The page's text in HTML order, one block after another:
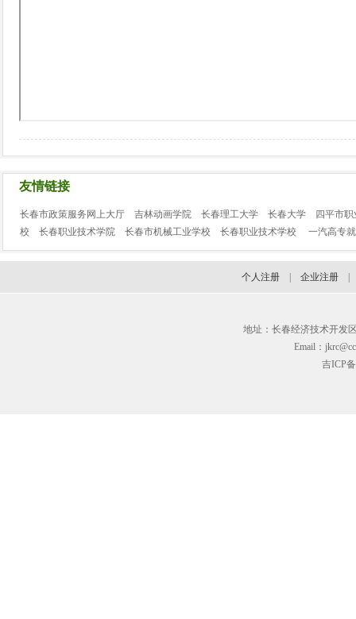
友情链接
长春市政策服务网上大厅 吉林动画学院 长春理工大学 长春大学
四平市
校
长春职业技术学院 长春市机械工业学校 长春职业技术学校 一汽高专
个人注册 企业注册
地址：长春经济技术开发
Email：
吉ICP